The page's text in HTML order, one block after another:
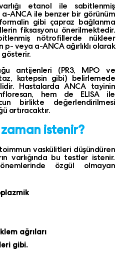
varlığı etanol ile sabitlenmiş
ANCA ile benzer bir görünüm
gibi çapraz bağlanma
fiksasyonu önerilmektedir.
nötrofillerde nükleer
veya a-ANCA ağırlıklı olarak
antijenleri (PR3, MPO ve
katepsin gibi) belirlemede
Hastalarda ANCA tayinin
hem de ELISA ile
birlikte değerlendirilmesi
artıracaktır.
istenir?
vaskülitleri düşündüren
varlığında bu testler istenir.
özgül olmayan
ağrıları
gibi.